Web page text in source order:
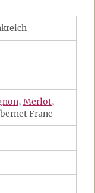
, Merlot,
Franc